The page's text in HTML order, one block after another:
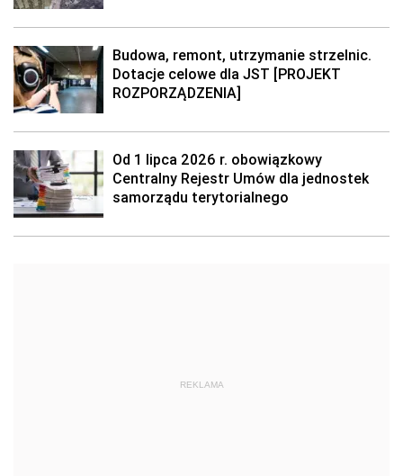
Budowa, remont, utrzymanie strzelnic.
Dotacje celowe dla JST [PROJEKT
ROZPORZĄDZENIA]
Od 1 lipca 2026 r. obowiązkowy
Centralny Rejestr Umów dla jednostek
samorządu terytorialnego
REKLAMA